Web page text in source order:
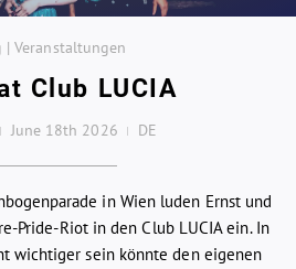
| Veranstaltungen
Club LUCIA
June 18th 2026 DE
in Wien luden Ernst und
Pride-Riot in den Club LUCIA ein. In
wichtiger sein könnte den eigenen